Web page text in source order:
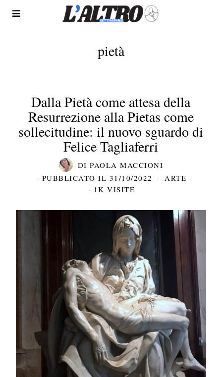
pietà
Dalla Pietà come attesa della
Resurrezione alla Pietas come
sollecitudine: il nuovo sguardo di
Felice Tagliaferri
DIPAOLA MACCIONI
PUBBLICATO IL 31/10/2022
ARTE
1K VISITE